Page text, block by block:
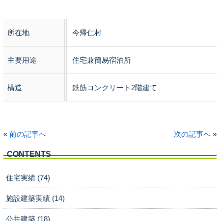
所在地 今帰仁村
主要用途 住宅兼簡易宿泊所
構造 鉄筋コンクリート2階建て
« 前の記事へ 次の記事へ »
CONTENTS
住宅実績 (74)
施設建築実績 (14)
公共建築 (18)